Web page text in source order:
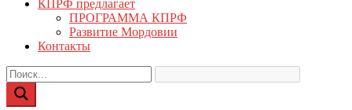
КПРФ предлагает
ПРОГРАММА КПРФ
Развитие Мордовии
Контакты